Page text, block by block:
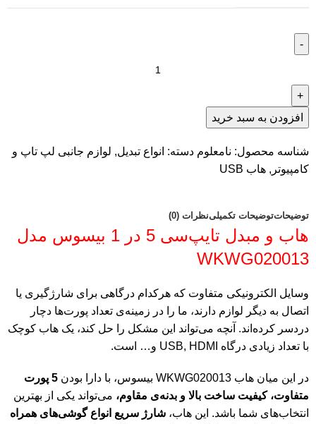
افزودن به سبد خرید
شناسه محصول: نامعلوم دسته: انواع تبدیل, لوازم جانبی لپ تاپ و
کامپیوتر , هاب USB
توضیحاتتوضیحات تکمیلینظرات (0)
هاب و مبدل تایپ‌سی 5 در 1 بیسوس مدل
WKWG020013
وسایل الکترونیکی متفاوت که هرکدام درگاهی برای شارژگیری یا
اتصال به دیگر لوازم دارند، ما را در زمینه‌ی تعداد پورت‌ها دچار
دردسر کرده‌اند. آنچه می‌تواند این مشکل را حل کند، یک هاب کوچک
با تعداد زیادی درگاه USB, HDMI و… است.
در این میان هاب WKWG020013 بیسوس، با دارا بودن
5 پورت
متفاوت، کیفیت ساخت بالا و بدنه‌ی مقاوم، می‌تواند یکی از بهترین
انتخاب‌های شما باشد. این هاب، شارژ سریع انواع گوشی‌های همراه